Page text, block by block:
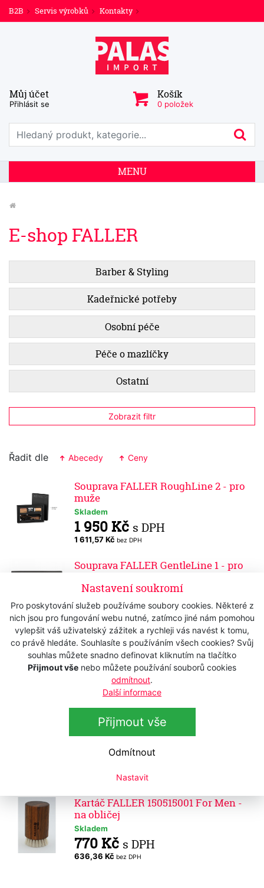
Nastavení soukromí
Pro poskytování služeb používáme soubory cookies. Některé z
nich jsou pro fungování webu nutné, zatímco jiné nám pomohou
vylepšit váš uživatelský zážitek a rychleji vás navést k tomu,
co právě hledáte. Souhlasíte s používáním všech cookies? Svůj
souhlas můžete snadno definovat kliknutím na tlačítko
Přijmout vše nebo můžete používání souborů cookies
odmítnout.
Další informace
Přijmout vše
Odmítnout
Nastavit
B2B Servis výrobků Kontakty
Můj účet
Přihlásit se
Košík
0 položek
Prohledat web
MENU
E-shop FALLER
Barber & Styling
Kadeřnické potřeby
Osobní péče
Péče o mazlíčky
Ostatní
Zobrazit filtr
Řadit dle Abecedy Ceny
Souprava FALLER RoughLine 2 - pro
muže
Skladem
1 950 Kč s DPH
1 611,57 Kč bez DPH
Souprava FALLER GentleLine 1 - pro
Skladem
1 750 Kč s DPH
1 446,28 Kčbez DPH
Souprava FALLER GentleLine 2 - pro
muže
Skladem
1 750 Kč s DPH
1 446,28 Kčbez DPH
Kartáček na vousy FALLER Florence -
RoughLine
bez DPH
Kartáč FALLER 150515001 For Men -
na obličej
Skladem
770 Kč s DPH
636,36 Kč bez DPH